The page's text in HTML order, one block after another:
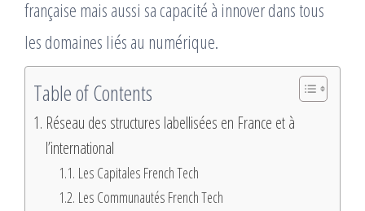
française mais aussi sa capacité à innover dans tous
les domaines liés au numérique.
Table of Contents
Réseau des structures labellisées en France et à
l’international
Les Capitales French Tech
Les Communautés French Tech